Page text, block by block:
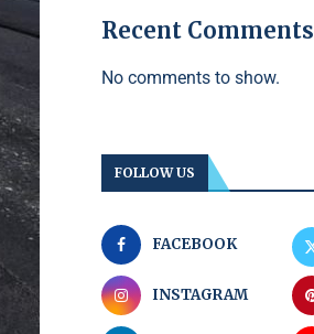
Recent Comments
No comments to show.
FOLLOW US
FACEBOOK
INSTAGRAM